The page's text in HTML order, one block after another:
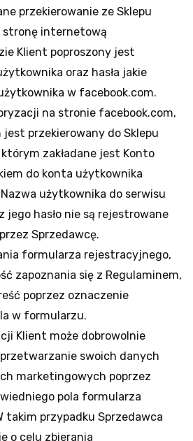
przekierowanie ze Sklepu
internetową
Klient poproszony jest
oraz hasła jakie
w facebook.com.
na stronie facebook.com,
przekierowany do Sklepu
zakładane jest Konto
do konta użytkownika
użytkownika do serwisu
jego hasło nie są rejestrowane
Sprzedawcę.
formularza rejestracyjnego,
zapoznania się z Regulaminem,
poprzez oznaczenie
w formularzu.
Klient może dobrowolnie
swoich danych
marketingowych poprzez
pola formularza
takim przypadku Sprzedawca
o celu zbierania